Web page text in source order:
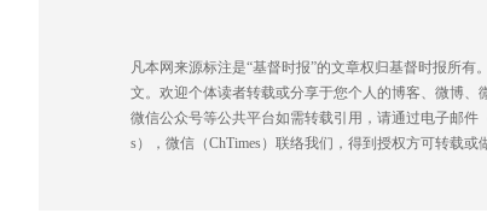
凡本网来源标注是“基督时报”的文章权归基督时报所
文。欢迎个体读者转载或分享于您个人的博客、微博、
微信公众号等公共平台如需转载引用，请通过电子邮件
s），微信（ChTimes）联络我们，得到授权方可转载或